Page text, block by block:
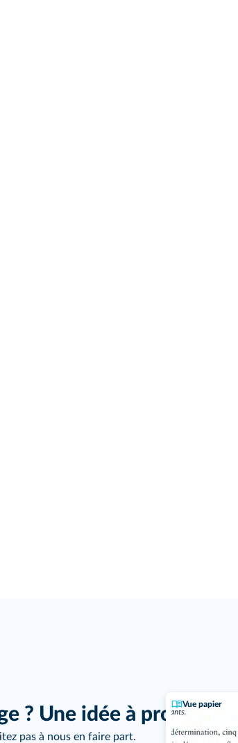
Vue papier
? Une idée à proposer ?
pas à nous en faire part.